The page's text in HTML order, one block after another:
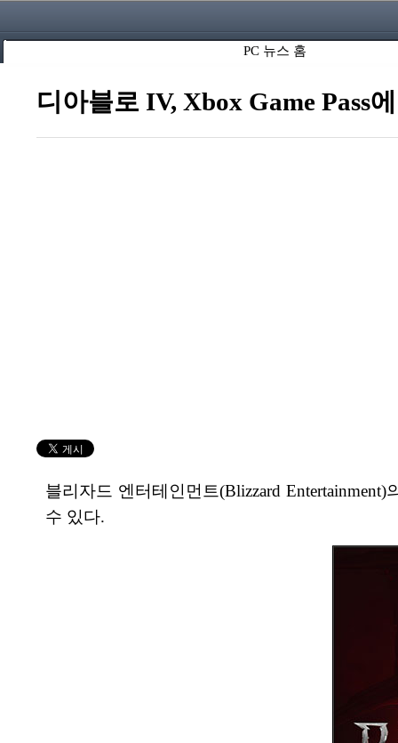
PC 뉴스 홈
디아블로 IV, Xbox Game Pass
블리자드 엔터테인먼트(Blizzard
수 있다.